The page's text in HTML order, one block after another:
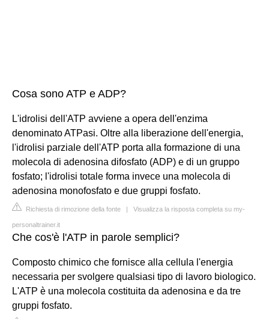
Cosa sono ATP e ADP?
L'idrolisi dell'ATP avviene a opera dell'enzima
denominato ATPasi. Oltre alla liberazione dell'energia,
l'idrolisi parziale dell'ATP porta alla formazione di una
molecola di adenosina difosfato (ADP) e di un gruppo
fosfato; l'idrolisi totale forma invece una molecola di
adenosina monofosfato e due gruppi fosfato.
Richiesta di rimozione della fonte | Visualizza la risposta completa su my-
personaltrainer.it
Che cos'è l'ATP in parole semplici?
Composto chimico che fornisce alla cellula l'energia
necessaria per svolgere qualsiasi tipo di lavoro biologico.
L'ATP è una molecola costituita da adenosina e da tre
gruppi fosfato.